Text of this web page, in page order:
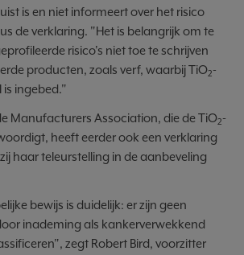
is en niet informeert over het risico
de verklaring. "Het is belangrijk om te
risico's niet toe te schrijven
producten, zoals verf, waarbij TiO2-
is ingebed."
Manufacturers Association, die de TiO2-
heeft eerder ook een verklaring
haar teleurstelling in de aanbeveling
bewijs is duidelijk: er zijn geen
inademing als kankerverwekkend
zegt Robert Bird, voorzitter